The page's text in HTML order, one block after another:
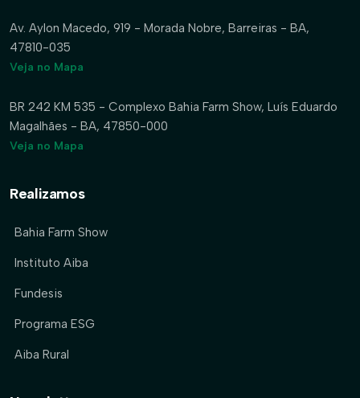
Av. Aylon Macedo, 919 - Morada Nobre, Barreiras - BA,
47810-035
Veja no Mapa
BR 242 KM 535 - Complexo Bahia Farm Show, Luís Eduardo
Magalhães - BA, 47850-000
Veja no Mapa
Realizamos
Bahia Farm Show
Instituto Aiba
Fundesis
Programa ESG
Aiba Rural